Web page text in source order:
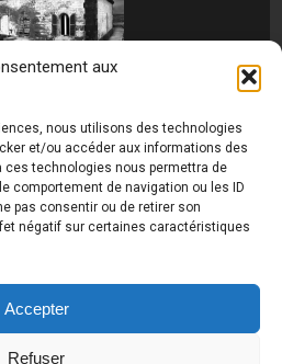
aux
nous utilisons des technologies
et/ou accéder aux informations des
ces technologies nous permettra de
comportement de navigation ou les ID
pas consentir ou de retirer son
négatif sur certaines caractéristiques
Accepter
Refuser
©
Toutes les photos de ce site sont
de l'auteur et sont protégées par le